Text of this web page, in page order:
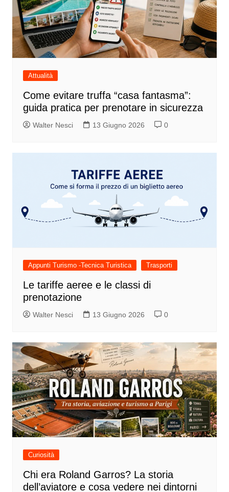
Attualità
Come evitare truffa “casa fantasma”:
guida pratica per prenotare in sicurezza
Walter Nesci 13 Giugno 2026 0
Appunti Turismo -Tecnica Turistica Trasporti
Le tariffe aeree e le classi di
prenotazione
Walter Nesci 13 Giugno 2026 0
Curiosità
Chi era Roland Garros? La storia
dell’aviatore e cosa vedere nei dintorni